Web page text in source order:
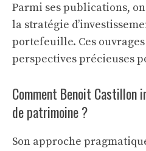
Parmi ses publications,
la stratégie
portefeuille. Ces
perspectives précieuses
Comment Benoit
de patrimoine ?
Son approche